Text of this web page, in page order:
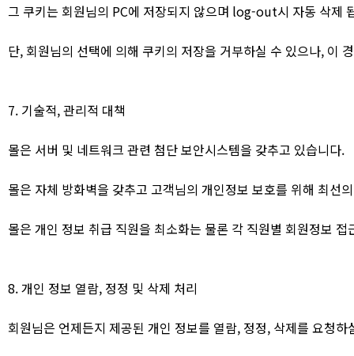
그 쿠키는 회원님의 PC에 저장되지 않으며 log-out시 자동 삭제
단, 회원님의 선택에 의해 쿠키의 저장을 거부하실 수 있으나, 이
7. 기술적, 관리적 대책
몰은 서버 및 네트워크 관련 첨단 보안시스템을 갖추고 있습니다.
몰은 자체 방화벽을 갖추고 고객님의 개인정보 보호를 위해 최선
몰은 개인 정보 취급 직원을 최소화는 물론 각 직원별 회원정보
8. 개인 정보 열람, 정정 및 삭제 처리
회원님은 언제든지 제공된 개인 정보를 열람, 정정, 삭제를 요청